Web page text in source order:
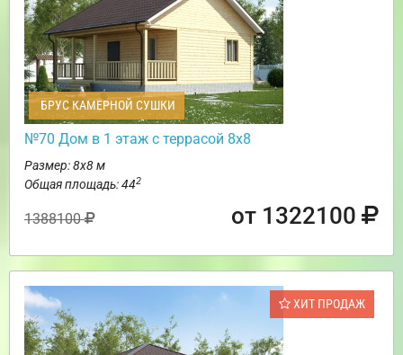
БРУС КАМЕРНОЙ СУШКИ
№70 Дом в 1 этаж с террасой 8х8
Размер: 8х8 м
Общая площадь: 442
1388100 от 1322100
ХИТ ПРОДАЖ